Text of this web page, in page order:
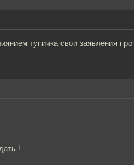
тупичка свои заявления
!